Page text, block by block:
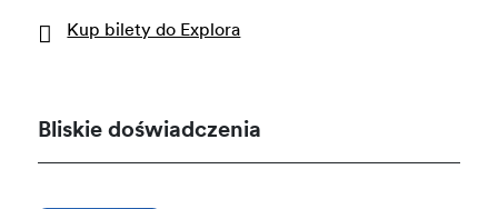
Kup bilety do Explora
Bliskie doświadczenia